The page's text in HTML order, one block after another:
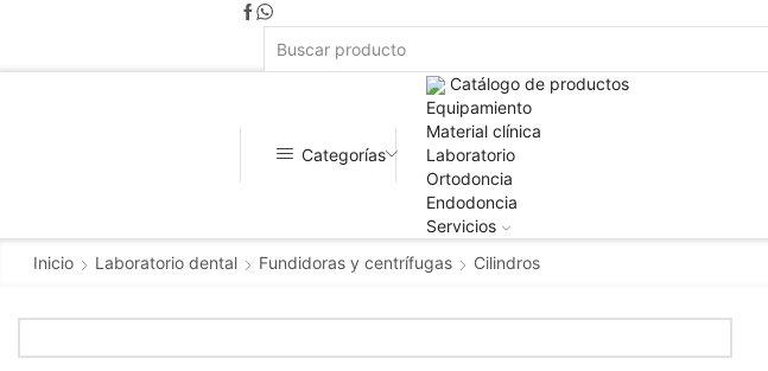
Categorías
Catálogo de productos
Equipamiento
Material clínica
Laboratorio
Ortodoncia
Endodoncia
Servicios
Inicio
Laboratorio dental Fundidoras y centrífugas Cilindros